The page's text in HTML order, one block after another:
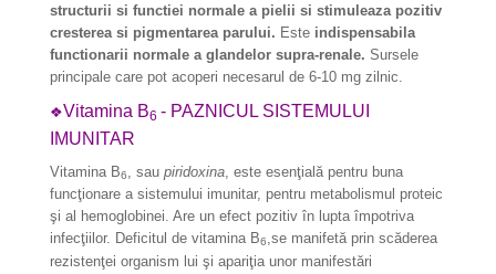
structurii si functiei normale a pielii si stimuleaza pozitiv
cresterea si pigmentarea parului. Este indispensabila
functionarii normale a glandelor supra-renale. Sursele
prin­cipale care pot acoperi necesarul de 6-10 mg zilnic.
❖Vitamina B6 - PAZNICUL SISTEMULUI
IMUNITAR
Vitamina B6, sau piridoxina, este esenţială pentru buna
funcţionare a sistemului imunitar, pentru metabo­lismul proteic
şi al hemoglobinei. Are un efect pozitiv în lupta împotriva
infecţiilor. Deficitul de vitamina B6,se manifetă prin scăderea
rezistenţei organism lui şi apariţia unor manifestări